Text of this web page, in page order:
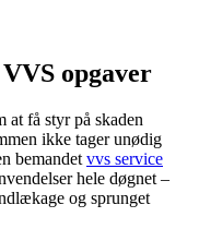
opgaver
få styr på skaden
ikke tager unødig
bemandet vvs service
hele døgnet –
og sprunget